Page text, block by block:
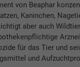
von Beaphar
Kaninchen,
aber auch
für das Tier und
und